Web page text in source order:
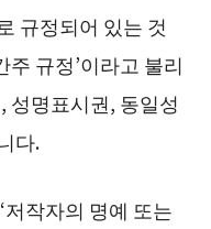
규정되어 있는 것
주 규정’이라고 불리
성명표시권, 동일성
다.
작자의 명예 또는